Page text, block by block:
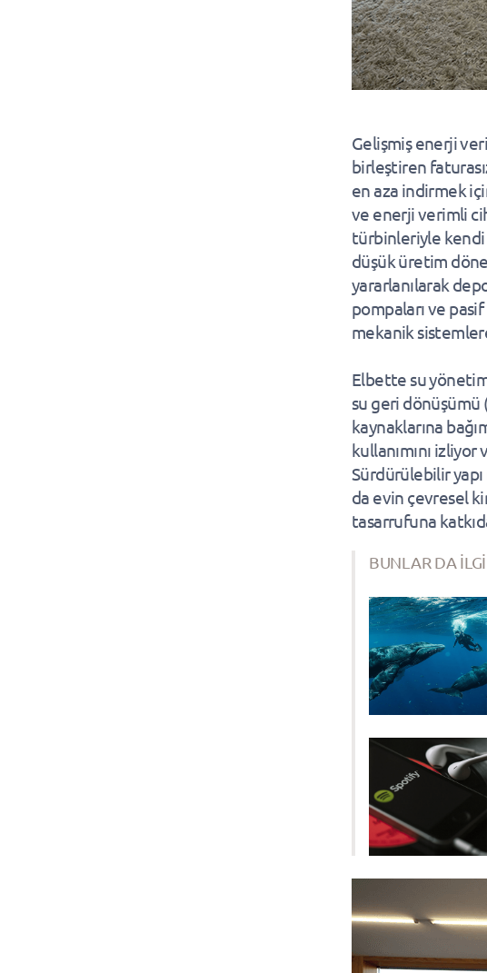
Gelişmiş enerji
birleştiren
en aza indirmek
ve enerji verimli
türbinleriyle
düşük üretim
yararlanılarak
pompaları ve
mekanik
Elbette su
su geri dönüşümü
kaynaklarına
kullanımını
Sürdürülebilir
da evin çevresel
tasarrufuna
BUNLAR DA